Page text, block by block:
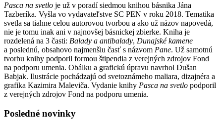
Pasca na svetlo je už v poradí siedmou knihou básnika Jána
Tazberíka. Vyšla vo vydavateľstve SC PEN v roku 2018. Tematika
svetla sa tiahne celou autorovou tvorbou a ako už názov napovedá,
nie je tomu inak ani v najnovšej básnickej zbierke. Kniha je
rozdelená na 3 časti: Balady a antibalady, Dunajské kamene
a poslednú, obsahovo najmenšiu časť s názvom Pane. Už samotnú
tvorbu knihy podporil formou štipendia z verejných zdrojov Fond
na podporu umenia. Obálku a grafickú úpravu navrhol Dušan
Babjak. Ilustrácie pochádzajú od svetoznámeho maliara, dizajnéra a
grafika Kazimira Maleviča. Vydanie knihy Pasca na svetlo podporil
z verejných zdrojov Fond na podporu umenia.
Posledné novinky